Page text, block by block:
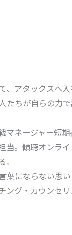
、アタックスへ
たちが自らの力
マネージャー短
当。傾聴オンラ
葉にならない思
ング・カウンセ